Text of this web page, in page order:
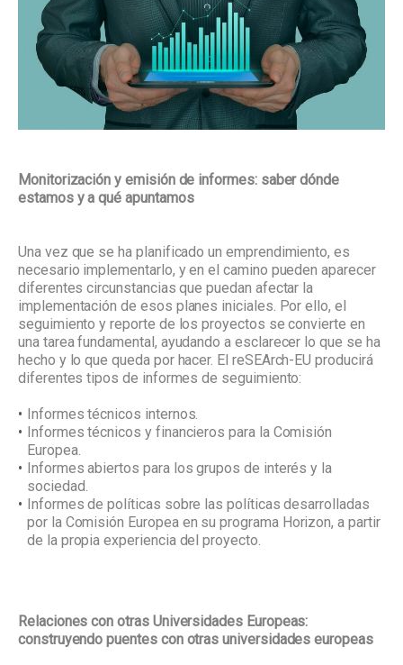
Monitorización y emisión de informes: saber dónde
estamos y a qué apuntamos
Una vez que se ha planificado un emprendimiento, es
necesario implementarlo, y en el camino pueden aparecer
diferentes circunstancias que puedan afectar la
implementación de esos planes iniciales. Por ello, el
seguimiento y reporte de los proyectos se convierte en
una tarea fundamental, ayudando a esclarecer lo que se ha
hecho y lo que queda por hacer. El reSEArch-EU producirá
diferentes tipos de informes de seguimiento:
Informes técnicos internos.
Informes técnicos y financieros para la Comisión
Europea.
Informes abiertos para los grupos de interés y la
sociedad.
Informes de políticas sobre las políticas desarrolladas
por la Comisión Europea en su programa Horizon, a partir
de la propia experiencia del proyecto.
Relaciones con otras Universidades Europeas:
construyendo puentes con otras universidades europeas